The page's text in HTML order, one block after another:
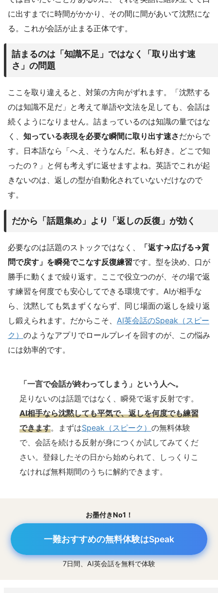
に出すまでに時間がかかり、その間に間があいて沈黙にな
る。これが会話が止まる正体です。
詰まるのは「知識不足」ではなく「取り出す速
さ」の問題
ここを取り違えると、対策の方向がずれます。「沈黙する
のは知識不足だ」と考えて単語や文法を足しても、会話は
続くようになりません。詰まっているのは知識の量ではな
く、 知っている表現を必要な瞬間に取り出す速さだからで
す。日本語なら「へえ、そうなんだ。私も好き。どこで知
ったの？」と何も考えずに返せますよね。英語でこれが起
きないのは、返しの型が自動化されていないだけなので
す。
だから「話題集め」より「返しの反復」が効く
必要なのは話題のストックではなく、
「返す→広げる→質
問で戻す」を瞬発でこなす反復練習です。型を決め、口が
勝手に動くまで繰り返す。ここで役立つのが、その場で返
す練習を何度でも安心してできる環境です。AIが相手な
ら、沈黙しても気まずくならず、同じ場面の返しを繰り返
し鍛えられます。だからこそ、 AI英会話のSpeak（スピー
ク） のようなアプリでロールプレイを回すのが、この悩み
には効率的です。
「一言で会話が終わってしまう」という人へ。
足りないのは話題ではなく、瞬発で返す反射です。
AI相手なら沈黙しても平気で、返しを何度でも練習
できます。まずはSpeak（スピーク） の無料体験
で、会話を続ける反射が身につくか試してみてくだ
さい。登録したその日から始められて、しっくりこ
なければ無料期間のうちに解約できます。
お墨付きNo1！
一難おすすめの無料体験はSpeak
7日間、AI英会話を無料で体験